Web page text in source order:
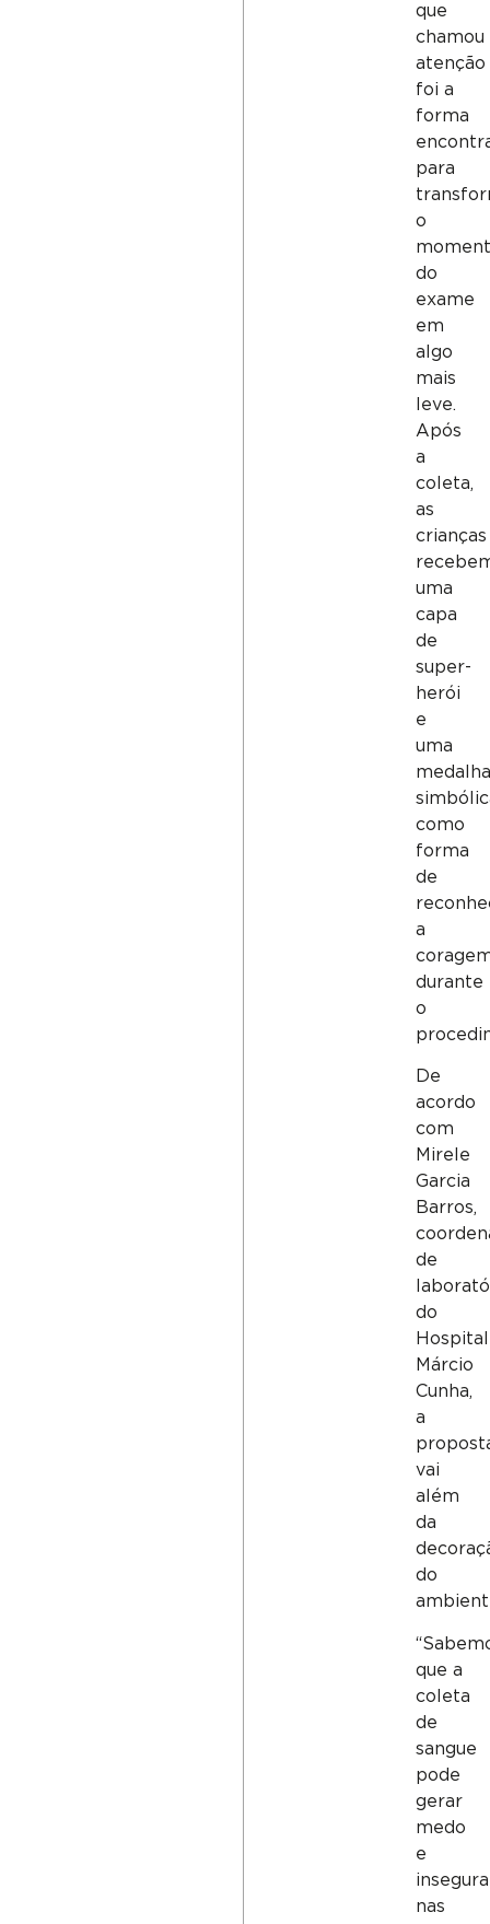
que
chamou
atenção
foi a
forma
para
o
do
exame
em
algo
mais
leve.
Após
a
coleta,
as
crianças
uma
capa
de
super-
herói
e
uma
medalha
como
forma
de
a
durante
o
De
acordo
com
Mirele
Garcia
Barros,
de
do
Hospital
Márcio
Cunha,
a
vai
além
da
do
que a
coleta
de
sangue
pode
gerar
medo
e
nas